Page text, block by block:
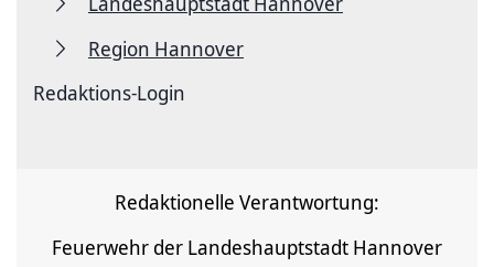
Region Hannover
Redaktions-Login
Redaktionelle Verantwortung:
Feuerwehr der Landeshauptstadt Hannover